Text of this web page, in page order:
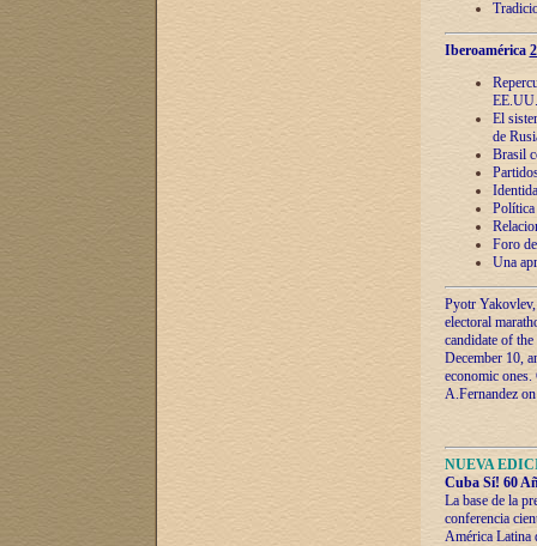
Iberoamérica
EE.UU.
El
de
Brasil
Política
Foro
Una
Pyotr
electoral
candidate of
December 10,
economic
A.Fernandez
NUEVA
Cuba Sí! 60
La base de la
conferencia
América Latina